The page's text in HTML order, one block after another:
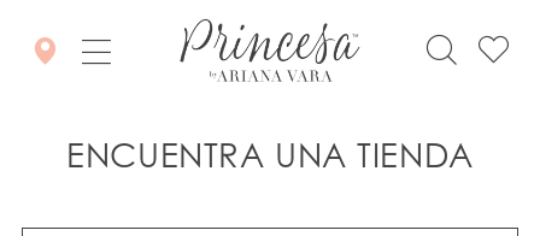
ENCUENTRA UNA TIENDA